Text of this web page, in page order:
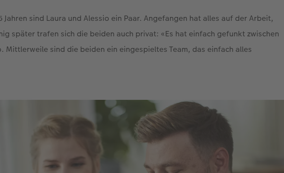
Jahren sind Laura und Alessio ein Paar. Angefangen hat alles auf der Arbeit,
später trafen sich die beiden auch privat: «Es hat einfach gefunkt zwischen
Mittlerweile sind die beiden ein eingespieltes Team, das einfach alles